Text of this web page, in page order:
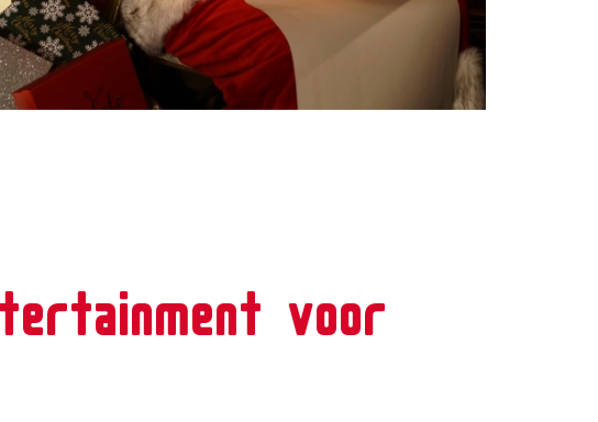
voor